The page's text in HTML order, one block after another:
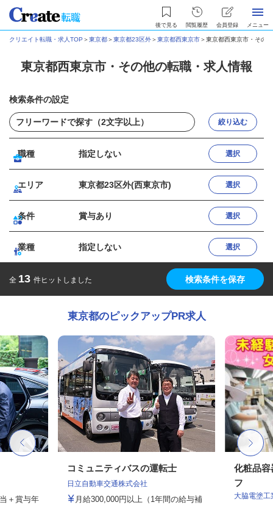
後で見る 閲覧履歴 会員登録 メニュー
クリエイト転職・求人TOP ＞東京都＞東京都23区外＞東京都西東京市＞東京都西東京市・その
東京都西東京市・その他の転職・求人情報
検索条件の設定
絞り込む
職種 指定しない 選択
エリア 東京都23区外(西東京市) 選択
条件 賞与あり 選択
業種 指定しない 選択
全 13 件ヒットしました 検索条件を保存
東京都のピックアップPR求人
＋賞与年
コミュニティバスの運転士
日立自動車交通株式会社
月給300,000円以上（1年間の給与補
化粧品容
フ
大脇電塗工